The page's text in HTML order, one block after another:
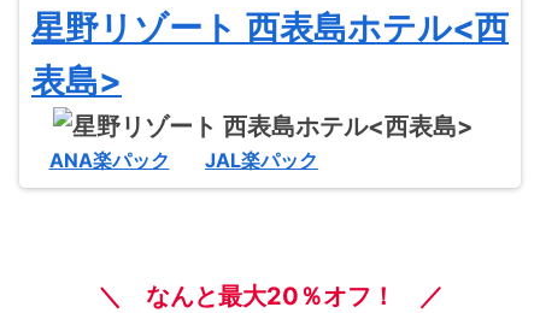
星野リゾート 西表島ホテル<西
表島>
ANA楽パック JAL楽パック
＼ なんと最大20％オフ！ ／